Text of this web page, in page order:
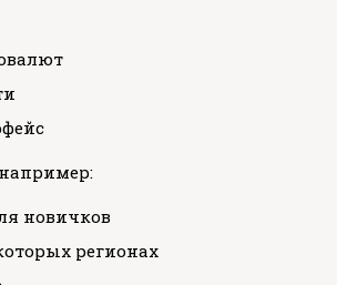
новичков
регионах